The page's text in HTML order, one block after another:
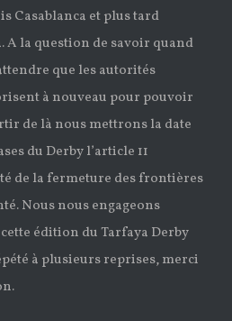
Casablanca et plus tard
A la question de savoir quand
que les autorités
à nouveau pour pouvoir
de là nous mettrons la date
du Derby l’article 11
de la fermeture des frontières
Nous nous engageons
édition du Tarfaya Derby
à plusieurs reprises, merci